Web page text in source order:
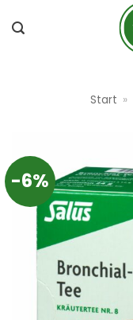
Inhalt
Start »
-6%